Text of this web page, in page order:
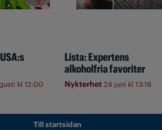
kl 12:00
Lista: Expertens
alkoholfria favoriter
Nykterhet 24 juni kl 13:18
Till startsidan